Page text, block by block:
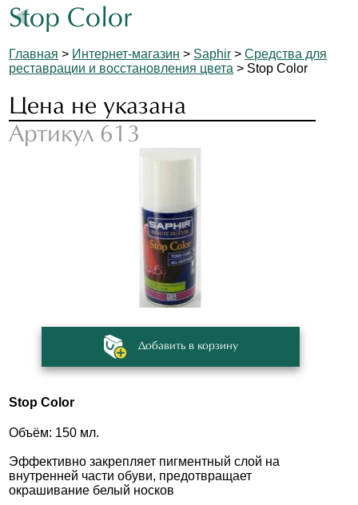
Stop Color
Главная > Интернет-магазин > Saphir >Средства для
реставрации и восстановления цвета > Stop Color
Цена не указана
Артикул 613
Добавить в корзину
Stop Color
Объём: 150 мл.
Эффективно закрепляет пигментный слой на
внутренней части обуви, предотвращает
окрашивание белый носков